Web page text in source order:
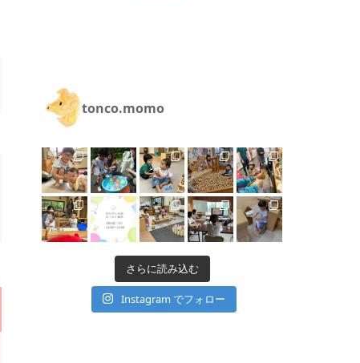
tonco.momo
さらに読み込む
Instagram でフォロー